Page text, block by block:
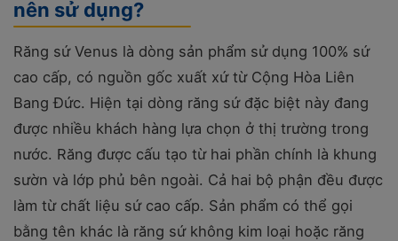
nên sử dụng?
Răng sứ Venus là dòng sản phẩm sử dụng 100% sứ
cao cấp, có nguồn gốc xuất xứ từ Cộng Hòa Liên
Bang Đức. Hiện tại dòng răng sứ đặc biệt này đang
được nhiều khách hàng lựa chọn ở thị trường trong
nước. Răng được cấu tạo từ hai phần chính là khung
sườn và lớp phủ bên ngoài. Cả hai bộ phận đều được
làm từ chất liệu sứ cao cấp. Sản phẩm có thể gọi
bằng tên khác là răng sứ không kim loại hoặc răng